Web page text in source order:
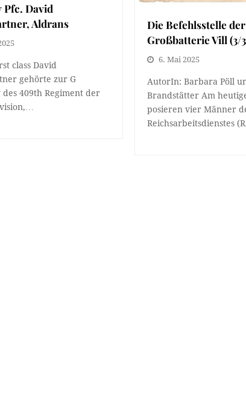
Pfc. David
Aldrans
class David
gehörte zur G
des 409th Regiment der
Die Befehlsstelle der
Großbatterie Vill (3/
6. Mai 2025
AutorIn: Barbara Pöll
Brandstätter Am
posieren vier Männer
Reichsarbeitsdienstes